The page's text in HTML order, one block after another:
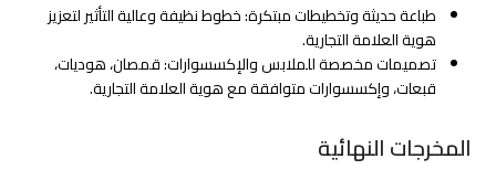
طباعة حديثة وتخطيطات مبتكرة: خطوط نظيفة وعالية التأثير لتعزيز
هوية العلامة التجارية.
تصميمات مخصصة للملابس والإكسسوارات: قمصان، هوديات،
قبعات، وإكسسوارات متوافقة مع هوية العلامة التجارية.
المخرجات النهائية